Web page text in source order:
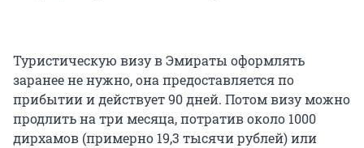
Туристическую визу в Эмираты оформлять
заранее не нужно, она предоставляется по
прибытии и действует 90 дней. Потом визу можно
продлить на три месяца, потратив около 1000
дирхамов (примерно 19,3 тысячи рублей) или